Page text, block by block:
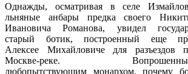
Однажды, осматривая в селе
льняные анбары предка своего
Ивановича Романова, увидел
старый ботик, построенный еще
Алексее Михайловиче для разъездов
Москве-реке.
любопытствующим монархом, почему